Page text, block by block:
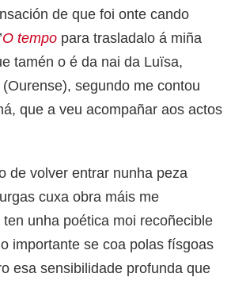
de que foi onte cando
O tempo para trasladalo á miña
tamén o é da nai da Luïsa,
segundo me contou
que a veu acompañar aos actos
de volver entrar nunha peza
cuxa obra máis me
unha poética moi recoñecible
importante se coa polas físgoas
esa sensibilidade profunda que